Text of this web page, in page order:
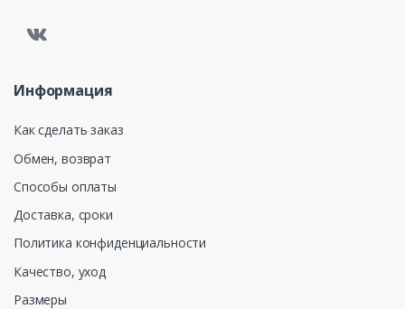
Информация
Как сделать заказ
Обмен, возврат
Способы оплаты
Доставка, сроки
Политика конфиденциальности
Качество, уход
Размеры